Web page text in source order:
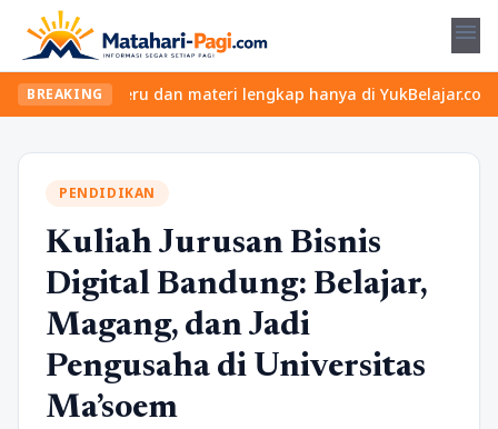
menu
BREAKING
seru dan materi lengkap hanya di YukBelajar.com.
PENDIDIKAN
Kuliah Jurusan Bisnis
Digital Bandung: Belajar,
Magang, dan Jadi
Pengusaha di Universitas
Ma’soem